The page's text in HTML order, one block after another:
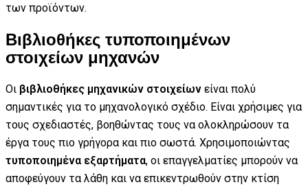
των προϊόντων.
Βιβλιοθήκες τυποποιημένων
στοιχείων μηχανών
Οι βιβλιοθήκες μηχανικών στοιχείων είναι πολύ
σημαντικές για το μηχανολογικό σχέδιο. Είναι χρήσιμες για
τους σχεδιαστές, βοηθώντας τους να ολοκληρώσουν τα
έργα τους πιο γρήγορα και πιο σωστά. Χρησιμοποιώντας
τυποποιημένα εξαρτήματα, οι επαγγελματίες μπορούν να
αποφεύγουν τα λάθη και να επικεντρωθούν στην κτίση